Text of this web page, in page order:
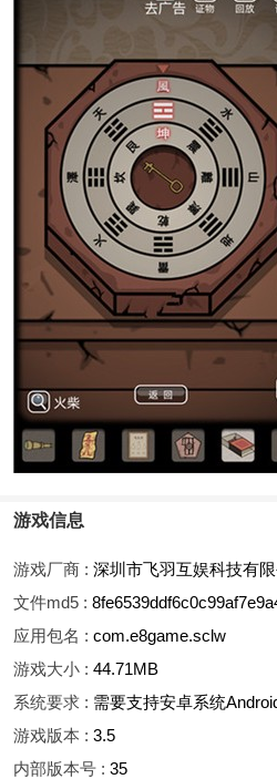
游戏信息
游戏厂商 : 深圳市飞羽互娱科技有
文件md5 :
应用包名 : com.e8game.sclw
游戏大小 : 44.71MB
系统要求 : 需要支持安卓系统
游戏版本 : 3.5
内部版本号 : 35